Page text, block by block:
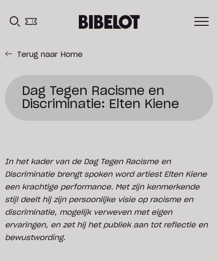
Terug naar Home
Dag Tegen Racisme en
Discriminatie: Elten Kiene
In het kader van de Dag Tegen Racisme en
Discriminatie brengt spoken word artiest Elten Kiene
een krachtige performance. Met zijn kenmerkende
stijl deelt hij zijn persoonlijke visie op racisme en
discriminatie, mogelijk verweven met eigen
ervaringen, en zet hij het publiek aan tot reflectie en
bewustwording.